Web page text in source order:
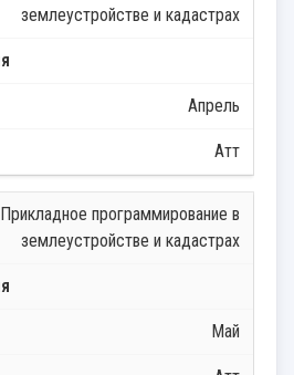
землеустройстве и кадастрах
Апрель
Атт
Прикладное программирование в
землеустройстве и кадастрах
Май